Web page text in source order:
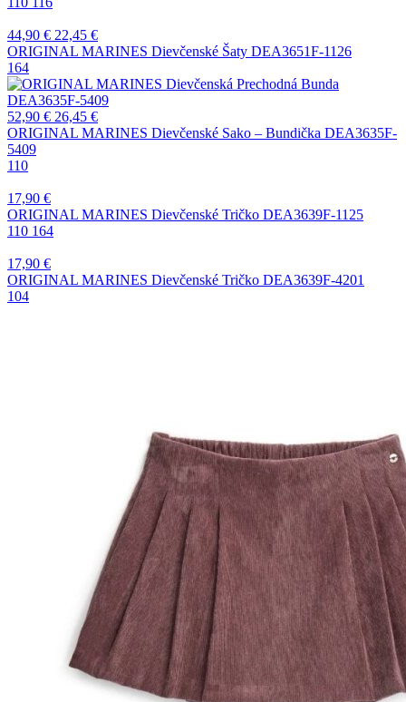
44,90 € 22,45 €
ORIGINAL MARINES Dievčenské Šaty DEA3651F-1126
164
52,90 € 26,45 €
ORIGINAL MARINES Dievčenské Sako – Bundička DEA3635F-
5409
110
17,90 €
ORIGINAL MARINES Dievčenské Tričko DEA3639F-1125
110 164
17,90 €
ORIGINAL MARINES Dievčenské Tričko DEA3639F-4201
104